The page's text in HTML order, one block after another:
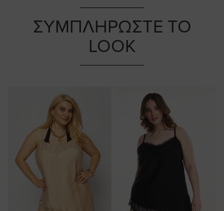
ΣΥΜΠΛΗΡΩΣΤΕ ΤΟ
LOOK